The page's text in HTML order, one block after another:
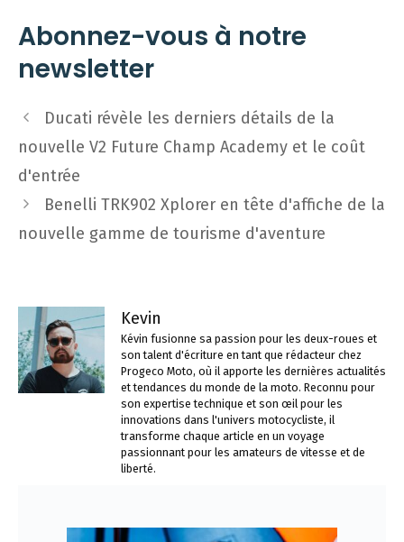
Abonnez-vous à notre
newsletter
Navigation
des
articles
Ducati révèle les derniers détails de la
nouvelle V2 Future Champ Academy et le coût
d'entrée
Benelli TRK902 Xplorer en tête d'affiche de la
nouvelle gamme de tourisme d'aventure
Kevin
Kévin fusionne sa passion pour les deux-roues et
son talent d'écriture en tant que rédacteur chez
Progeco Moto, où il apporte les dernières actualités
et tendances du monde de la moto. Reconnu pour
son expertise technique et son œil pour les
innovations dans l'univers motocycliste, il
transforme chaque article en un voyage
passionnant pour les amateurs de vitesse et de
liberté.